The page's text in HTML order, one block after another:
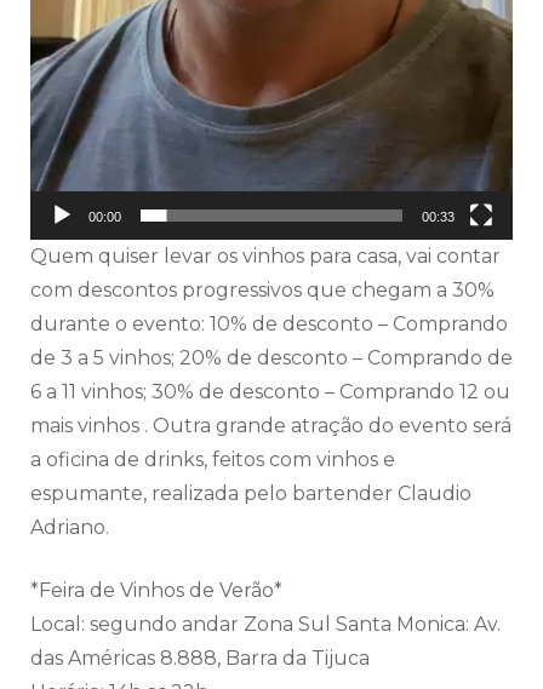
00:00 00:33
Quem quiser levar os vinhos para casa, vai contar
com descontos progressivos que chegam a 30%
durante o evento: 10% de desconto – Comprando
de 3 a 5 vinhos; 20% de desconto – Comprando de
6 a 11 vinhos; 30% de desconto – Comprando 12 ou
mais vinhos . Outra grande atração do evento será
a oficina de drinks, feitos com vinhos e
espumante, realizada pelo bartender Claudio
Adriano.
*Feira de Vinhos de Verão*
Local: segundo andar Zona Sul Santa Monica: Av.
das Américas 8.888, Barra da Tijuca